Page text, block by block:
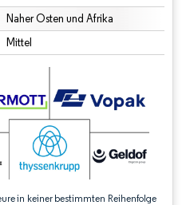
Naher Osten und Afrika
Mittel
in keiner bestimmten Reihenfolge
erfordert Namensnennung